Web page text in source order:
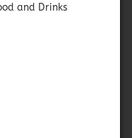
and Drinks